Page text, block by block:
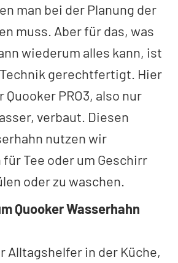
man bei der Planung der
muss. Aber für das, was
wiederum alles kann, ist
gerechtfertigt. Hier
PRO3, also nur
verbaut. Diesen
nutzen wir
Tee oder um Geschirr
oder zu waschen.
Quooker Wasserhahn
Alltagshelfer in der Küche,